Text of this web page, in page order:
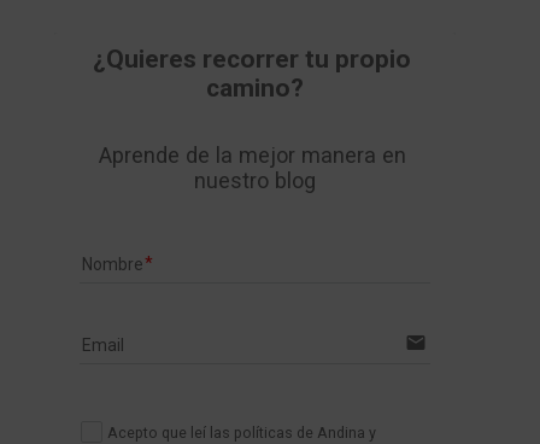
¿Quieres recorrer tu propio
camino?
Aprende de la mejor manera en
nuestro blog
Nombre
Email email
Acepto que leí las políticas de Andina y